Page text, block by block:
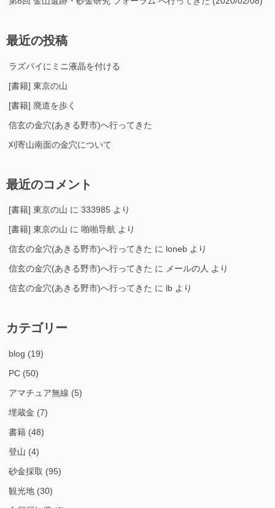
最近の投稿
ラズパイにミニ液晶を付ける
[書籍] 東京の山
[書籍] 廃道を歩く
信玄の金穴(あきる野市)へ行ってきた
刈寄山南面の金穴について
最近のコメント
[書籍] 東京の山 に 333985 より
[書籍] 東京の山 に 啪啪导航 より
信玄の金穴(あきる野市)へ行ってきた に loneb より
信玄の金穴(あきる野市)へ行ってきた に メールの人 より
信玄の金穴(あきる野市)へ行ってきた に lb より
カテゴリー
blog (19)
PC (50)
アマチュア無線 (5)
埋蔵金 (7)
書籍 (48)
登山 (4)
砂金採取 (95)
観光地 (30)